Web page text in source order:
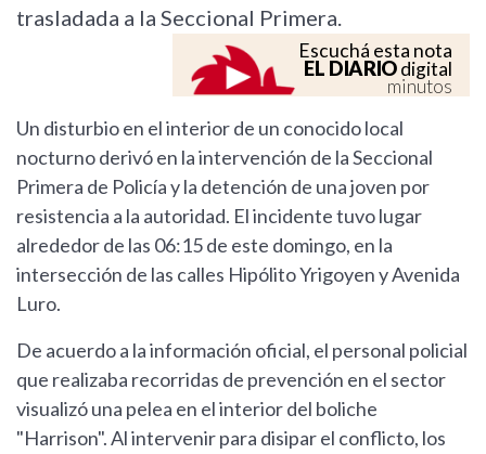
trasladada a la Seccional Primera.
Escuchá esta nota
EL DIARIOdigital
minutos
Un disturbio en el interior de un conocido local
nocturno derivó en la intervención de la Seccional
Primera de Policía y la detención de una joven por
resistencia a la autoridad. El incidente tuvo lugar
alrededor de las 06:15 de este domingo, en la
intersección de las calles Hipólito Yrigoyen y Avenida
Luro.
De acuerdo a la información oficial, el personal policial
que realizaba recorridas de prevención en el sector
visualizó una pelea en el interior del boliche
"Harrison". Al intervenir para disipar el conflicto, los